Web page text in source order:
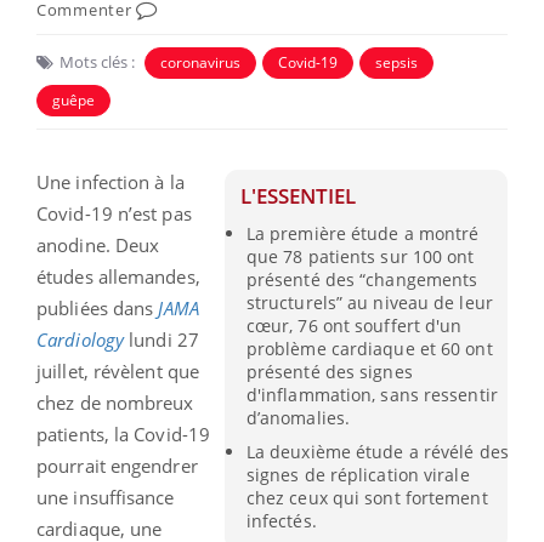
Commenter
Mots clés : coronavirus Covid-19
sepsis
guêpe
L'ESSENTIEL
La première étude a montré
que 78 patients sur 100 ont
présenté des “changements
structurels” au niveau de leur
cœur, 76 ont souffert d'un
problème cardiaque et 60 ont
présenté des signes
d'inflammation, sans ressentir
d’anomalies.
La deuxième étude a révélé des
signes de réplication virale
chez ceux qui sont fortement
infectés.
Une infection à la
Covid-19 n’est pas
anodine. Deux
études allemandes,
publiées dans JAMA
Cardiologylundi 27
juillet, révèlent que
chez de nombreux
patients, la Covid-19
pourrait engendrer
une insuffisance
cardiaque, une